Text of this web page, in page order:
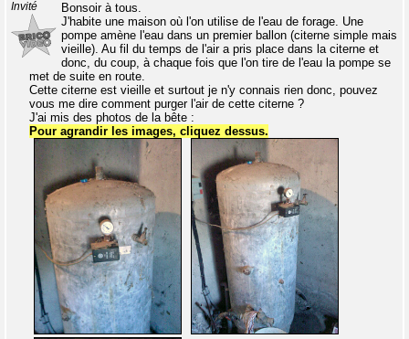
Invité
Bonsoir à tous.
J'habite une maison où l'on utilise de l'eau de forage. Une
pompe amène l'eau dans un premier ballon (citerne simple mais
vieille). Au fil du temps de l'air a pris place dans la citerne et
donc, du coup, à chaque fois que l'on tire de l'eau la pompe se
met de suite en route.
Cette citerne est vieille et surtout je n'y connais rien donc, pouvez
vous me dire comment purger l'air de cette citerne ?
J'ai mis des photos de la bête :
Pour agrandir les images, cliquez dessus.